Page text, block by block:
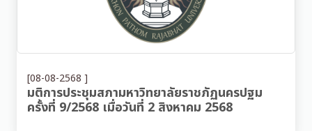
[08-08-2568 ]
มติการประชุมสภามหาวิทยาลัยราชภัฏนครปฐม
ครั้งที่ 9/2568 เมื่อวันที่ 2 สิงหาคม 2568